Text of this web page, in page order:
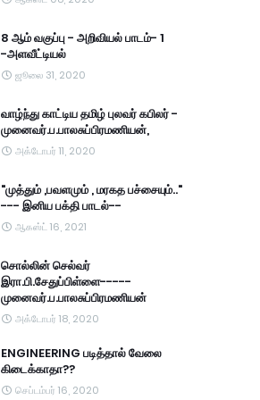
8 ஆம் வகுப்பு - அறிவியல் பாடம்- 1
-அளவீட்டியல்
ஜூலை 31, 2020
வாழ்ந்து காட்டிய தமிழ் புலவர் கபிலர் -
முனைவர்.ப.பாலசுப்பிரமணியன்,
அக்டோபர் 11, 2020
"முத்தும் ,பவளமும் , மரகத பச்சையும்.."
--- இனிய பக்தி பாடல்--
ஆகஸ்ட் 16, 2021
சொல்லின் செல்வர்
இரா.பி.சேதுப்பிள்ளை-----
முனைவர்.ப.பாலசுப்பிரமணியன்
அக்டோபர் 18, 2020
ENGINEERING படித்தால் வேலை
கிடைக்காதா??
செப்டம்பர் 16, 2020